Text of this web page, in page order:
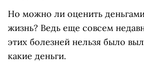
Но можно ли оценить
жизнь? Ведь еще совсем
этих болезней нельзя было
какие деньги.